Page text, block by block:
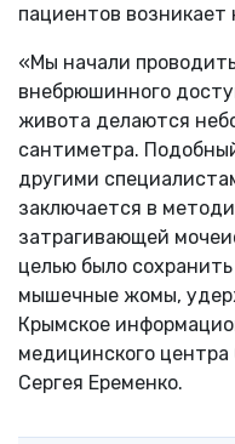
пациентов
«Мы начали
внебрюшинного
живота делаются
сантиметра.
другими
заключается в
затрагивающей
целью было
мышечные жомы,
Крымское
медицинского
Сергея Еременко.